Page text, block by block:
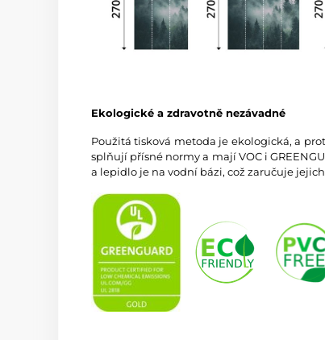
Ekologické a zdravotně nezávadné
Použitá tisková metoda je ekologická, a
splňují přísné normy a mají VOC i
a lepidlo je na vodní bázi, což zaručuje